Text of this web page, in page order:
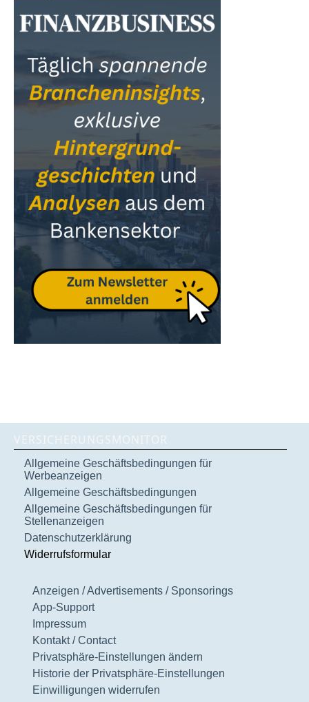
VERSICHERUNGSMONITOR
Allgemeine Geschäftsbedingungen für
Werbeanzeigen
Allgemeine Geschäftsbedingungen
Allgemeine Geschäftsbedingungen für
Stellenanzeigen
Datenschutzerklärung
Widerrufsformular
Anzeigen / Advertisements / Sponsorings
App-Support
Impressum
Kontakt / Contact
Privatsphäre-Einstellungen ändern
Historie der Privatsphäre-Einstellungen
Einwilligungen widerrufen